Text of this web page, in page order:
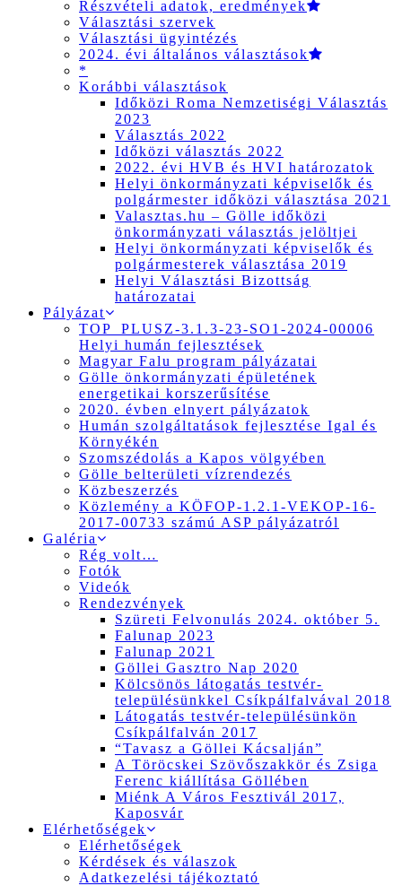
Részvételi adatok, eredmények
Választási szervek
Választási ügyintézés
2024. évi általános választások
*
Korábbi választások
Időközi Roma Nemzetiségi Választás
2023
Választás 2022
Időközi választás 2022
2022. évi HVB és HVI határozatok
Helyi önkormányzati képviselők és
polgármester időközi választása 2021
Valasztas.hu – Gölle időközi
önkormányzati választás jelöltjei
Helyi önkormányzati képviselők és
polgármesterek választása 2019
Helyi Választási Bizottság
határozatai
Pályázat
TOP_PLUSZ-3.1.3-23-SO1-2024-00006
Helyi humán fejlesztések
Magyar Falu program pályázatai
Gölle önkormányzati épületének
energetikai korszerűsítése
2020. évben elnyert pályázatok
Humán szolgáltatások fejlesztése Igal és
Környékén
Szomszédolás a Kapos völgyében
Gölle belterületi vízrendezés
Közbeszerzés
Közlemény a KÖFOP-1.2.1-VEKOP-16-
2017-00733 számú ASP pályázatról
Galéria
Rég volt…
Fotók
Videók
Rendezvények
Szüreti Felvonulás 2024. október 5.
Falunap 2023
Falunap 2021
Göllei Gasztro Nap 2020
Kölcsönös látogatás testvér-
településünkkel Csíkpálfalvával 2018
Látogatás testvér-településünkön
Csíkpálfalván 2017
“Tavasz a Göllei Kácsalján”
A Töröcskei Szövőszakkör és Zsiga
Ferenc kiállítása Göllében
Miénk A Város Fesztivál 2017,
Kaposvár
Elérhetőségek
Elérhetőségek
Kérdések és válaszok
Adatkezelési tájékoztató